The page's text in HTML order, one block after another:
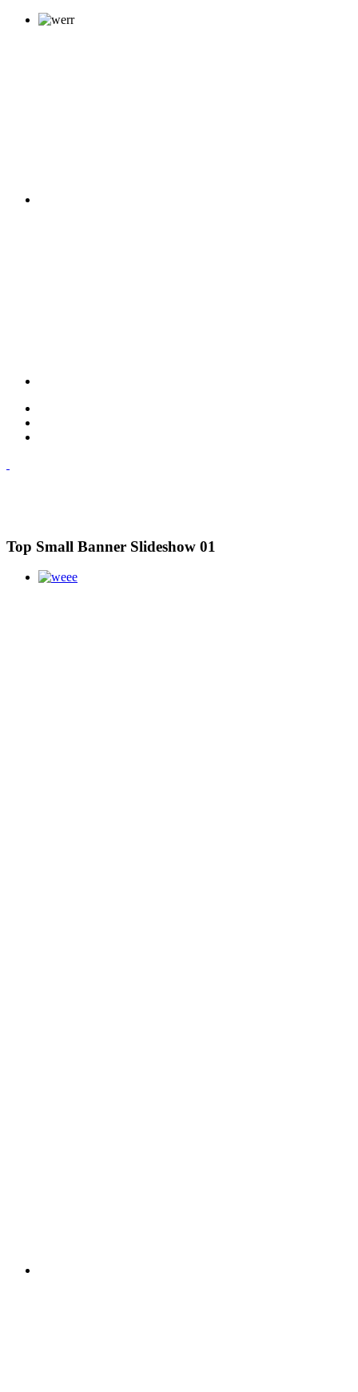
Top Small Banner Slideshow 01